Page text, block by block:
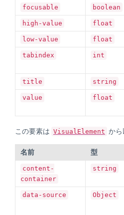
focusable boolean
high-value float
low-value float
tabindex int
title string
value float
この要素は VisualElement から
名前 型
content-
container
string
data-source Object